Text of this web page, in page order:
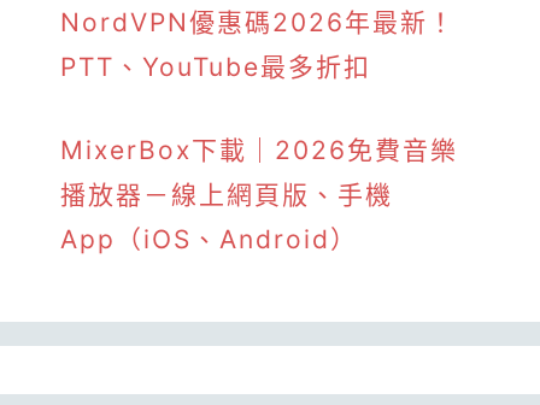
NordVPN優惠碼2026年最新！
PTT、YouTube最多折扣
MixerBox下載｜2026免費音樂
播放器－線上網頁版、手機
App（iOS、Android）